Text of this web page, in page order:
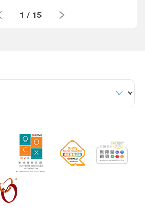
1 / 15